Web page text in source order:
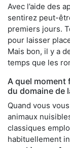
Avec l’aide des
sentirez peut-
premiers jours.
pour laisser
Mais bon, il y a
temps que les
A quel moment
du domaine de
Quand vous
animaux
classiques
habituellement